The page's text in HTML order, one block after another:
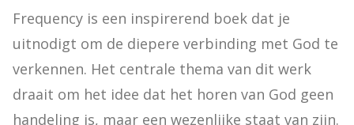
Frequency is een inspirerend boek dat je
uitnodigt om de diepere verbinding met God te
verkennen. Het centrale thema van dit werk
draait om het idee dat het horen van God geen
handeling is, maar een wezenlijke staat van zijn.